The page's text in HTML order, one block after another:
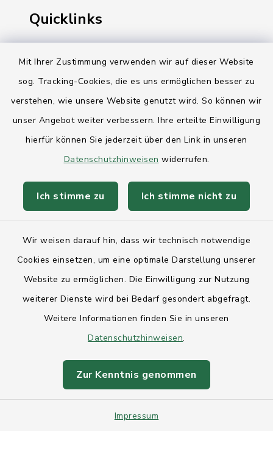
Mit Ihrer Zustimmung verwenden wir auf dieser Website
sog. Tracking-Cookies, die es uns ermöglichen besser zu
verstehen, wie unsere Website genutzt wird. So können wir
unser Angebot weiter verbessern. Ihre erteilte Einwilligung
hierfür können Sie jederzeit über den Link in unseren
Datenschutzhinweisen widerrufen.
Ich stimme zu Ich stimme nicht zu
Wir weisen darauf hin, dass wir technisch notwendige
Cookies einsetzen, um eine optimale Darstellung unserer
Website zu ermöglichen. Die Einwilligung zur Nutzung
weiterer Dienste wird bei Bedarf gesondert abgefragt.
Weitere Informationen finden Sie in unseren
Datenschutzhinweisen.
Zur Kenntnis genommen
Impressum
Quicklinks
Landesregierung Schleswig-Holstein
Kreis Rendsburg-Eckernförde
AktivRegion Mittelholstein
Kontakt
Barrierefreiheit
Datenschutz
Impressum
Sitemap
Intranet